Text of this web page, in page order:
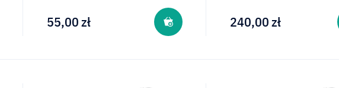
55,00zł 240,00zł